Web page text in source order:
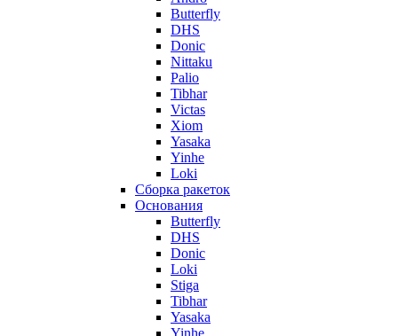
Butterfly
DHS
Donic
Nittaku
Palio
Tibhar
Victas
Xiom
Yasaka
Yinhe
Loki
Сборка ракеток
Основания
Butterfly
DHS
Donic
Loki
Stiga
Tibhar
Yasaka